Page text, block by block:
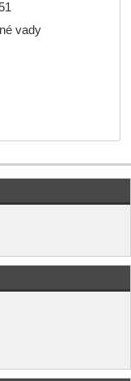
vady